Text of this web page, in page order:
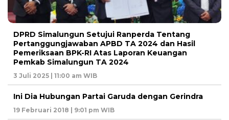
DPRD Simalungun Setujui Ranperda Tentang
Pertanggungjawaban APBD TA 2024 dan Hasil
Pemeriksaan BPK-RI Atas Laporan Keuangan
Pemkab Simalungun TA 2024
3 Juli 2025 | 11:00 am WIB
Ini Dia Hubungan Partai Garuda dengan Gerindra
19 Februari 2018 | 9:01 pm WIB